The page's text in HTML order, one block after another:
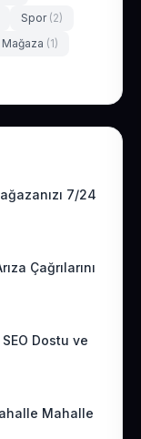
Spor (2)
Mağaza (1)
7/24
Çağrılarını
Dostu ve
Mahalle